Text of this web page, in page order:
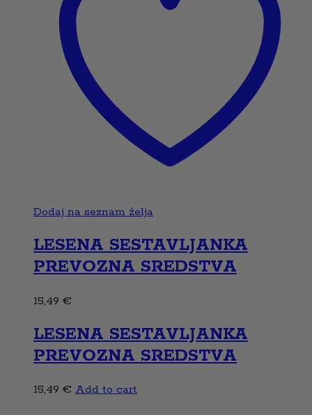
Dodaj na seznam želja
LESENA SESTAVLJANKA
PREVOZNA SREDSTVA
15,49 €
LESENA SESTAVLJANKA
PREVOZNA SREDSTVA
15,49 € Add to cart